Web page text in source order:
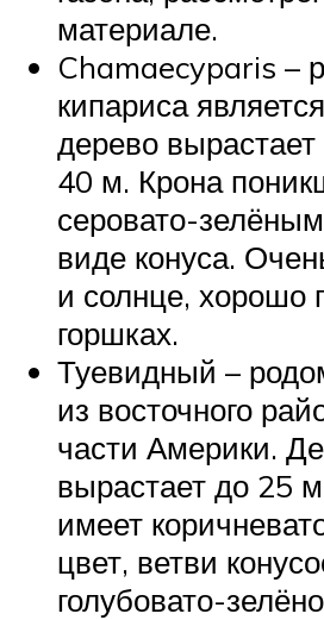
материале.
Chamaecyparis –
кипариса
дерево
40 м. Крона
серовато-
виде конуса.
и солнце, хорошо
горшках.
Туевидный –
из восточного
части Америки.
вырастает до 25
имеет
цвет, ветви
голубовато-